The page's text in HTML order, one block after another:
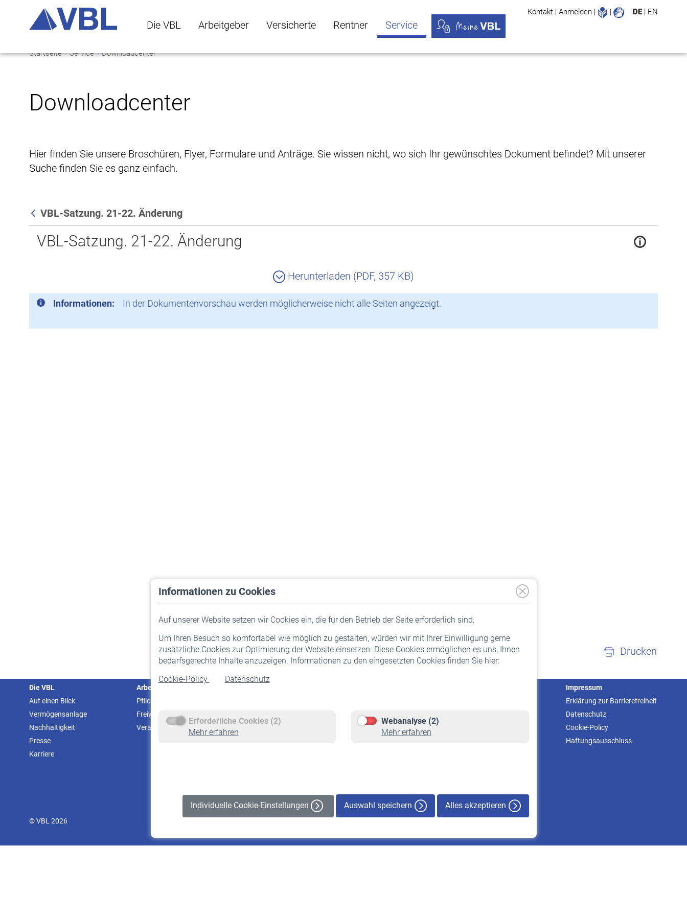
Die VBL Arbeitgeber Versicherte Rentner Service
Kontakt | Anmelden | Leichte Sprache
| DE | EN
Startseite Service Downloadcenter
Downloadcenter
Hier finden Sie unsere Broschüren, Flyer, Formulare und Anträge. Sie wissen nicht, wo sich Ihr gewünschtes Dokument befindet? Mit unserer
Suche finden Sie es ganz einfach.
Zurück
VBL-Satzung. 21-22. Änderung
VBL-Satzung. 21-22. Änderung
Herunterladen (PDF, 357 KB)
Informationen: In der Dokumentenvorschau werden möglicherweise nicht alle Seiten angezeigt.
Informationen zu Cookies
Auf unserer Website setzen wir Cookies ein, die für den Betrieb der Seite erforderlich sind.
Um Ihren Besuch so komfortabel wie möglich zu gestalten, würden wir mit Ihrer Einwilligung gerne
zusätzliche Cookies zur Optimierung der Website einsetzen. Diese Cookies ermöglichen es uns, Ihnen
bedarfsgerechte Inhalte anzuzeigen. Informationen zu den eingesetzten Cookies finden Sie hier:
Cookie-Policy
Datenschutz
Erforderliche Cookies (2)
Mehr erfahren
Webanalyse (2)
Mehr erfahren
Individuelle Cookie-Einstellungen Auswahl speichern Alles akzeptieren
Drucken
Die VBL
Auf einen Blick
Vermögensanlage
Nachhaltigkeit
Presse
Karriere
Arbeitgeber
Pflichtversicherung
Freiwillige Versicherung
Veranstaltungen
Staatliche Förderung
Rente beantragen
Rentenauszahlung
Impressum
Erklärung zur Barrierefreiheit
Datenschutz
Cookie-Policy
Haftungsausschluss
© VBL 2026